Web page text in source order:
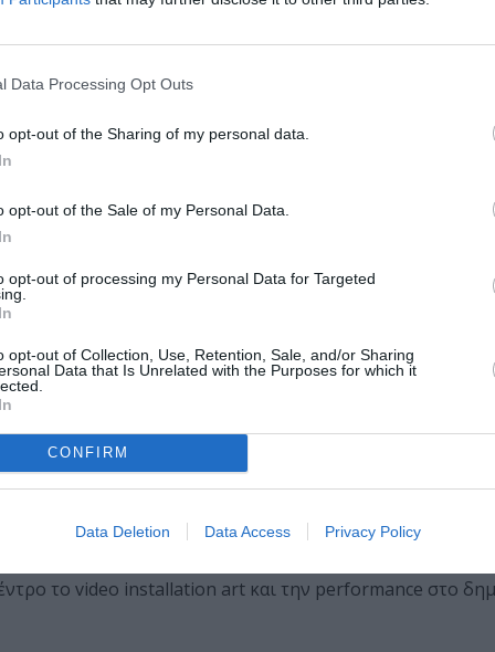
Data Processing Opt Outs
opt-out of the Sharing of my personal data.
opt-out of the Sale of my Personal Data.
opt-out of processing my Personal Data for Targeted
opt-out of Collection, Use, Retention, Sale, and/or Sharing
Data that Is Unrelated with the Purposes for which it
CONFIRM
Data Deletion Data Access Privacy Policy
στο μέρος όπου τα πρώτα καράβια των προσφύγων του
εγκατάστασης
οι επισκέπτες του φεστιβάλ το
χώρο.
της
θα βάλει τους
σε όρια. Οι επισκέπτες του
δουν τα video installation, θα καθυστερήσουν να φτάσουν
όπως τη ζουν εκατομμύρια άνθρωποι που
τους να μακραίνει επίφοβα.
στη μεταβίβαση από μια κατάσταση σε άλλη
πως αισθανόμαστε όταν αυτή περιορίζεται , ειδικά
κοινωνικότητας και όχι ελέγχου ή στρατικοποίησης; Η
προκατάληψη σε προκατάληψη και δε θέλει πια
πρώτα να ρωτήσει το όνομά του.
το video installation art και την performance στο